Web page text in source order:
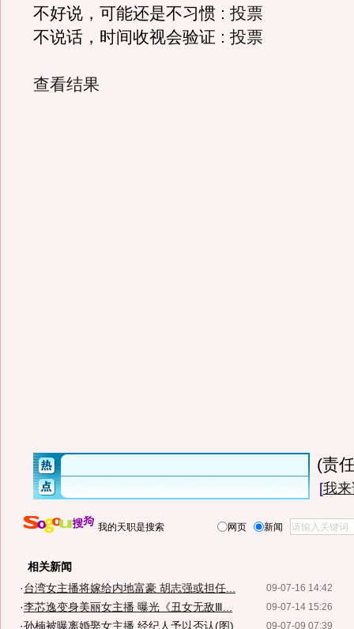
不好说，可能还是不习惯 : 投票
不说话，时间收视会验证 : 投票
查看结果
(责
[我
我的天职是搜索 网页 新闻
相关新闻
09-07-16 14:42
·台湾女主播将嫁给内地富豪 胡志强或担任...
09-07-14 15:26
·李芯逸变身美丽女主播 曝光《丑女无敌Ⅲ...
09-07-09 07:39
·孙楠被曝离婚娶女主播 经纪人予以否认(图)